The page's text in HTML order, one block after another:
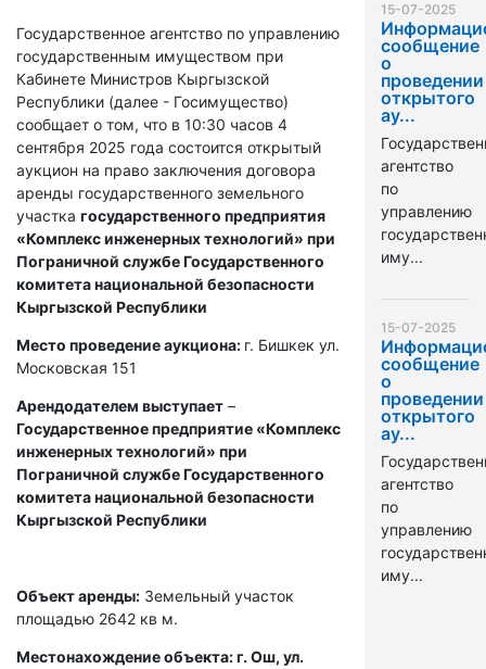
Государственное агентство по управлению
государственным имуществом при
Кабинете Министров Кыргызской
Республики (далее - Госимущество)
сообщает о том, что в 10:30 часов 4
сентября 2025 года состоится открытый
аукцион на право заключения договора
аренды государственного земельного
участка государственного предприятия
«Комплекс инженерных технологий» при
Пограничной службе Государственного
комитета национальной безопасности
Кыргызской Республики
Место проведение аукциона: г. Бишкек ул.
Московская 151
Арендодателем выступает –
Государственное предприятие «Комплекс
инженерных технологий» при
Пограничной службе Государственного
комитета национальной безопасности
Кыргызской Республики
Объект аренды: Земельный участок
площадью 2642 кв м.
Местонахождение объекта: г. Ош, ул.
15-07-2025
сообщение
о
проведении
открытого
ау...
агентство
по
управлению
иму...
15-07-2025
сообщение
о
проведении
открытого
ау...
агентство
по
управлению
иму...